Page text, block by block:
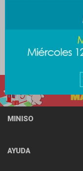
MINISO
AYUDA